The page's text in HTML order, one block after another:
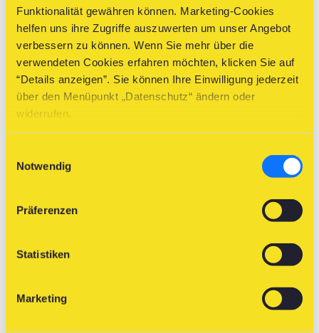
Funktionalität gewähren können. Marketing-Cookies
helfen uns ihre Zugriffe auszuwerten um unser Angebot
verbessern zu können. Wenn Sie mehr über die
verwendeten Cookies erfahren möchten, klicken Sie auf
“Details anzeigen”. Sie können Ihre Einwilligung jederzeit
über den Menüpunkt „Datenschutz“ ändern oder
widerrufen.
Notwendig
Präferenzen
Statistiken
Marketing
08 09 10 11 12 13
15
28
29